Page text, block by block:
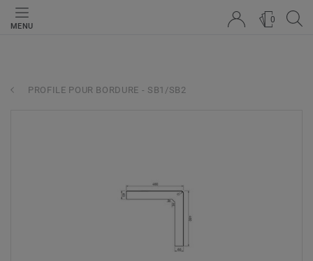
MENU
0
PROFILE POUR BORDURE - SB1/SB2